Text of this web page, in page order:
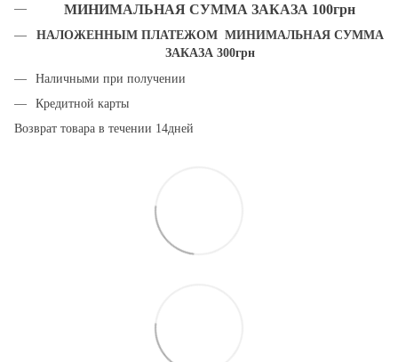
МИНИМАЛЬНАЯ СУММА ЗАКАЗА 100грн
НАЛОЖЕННЫМ ПЛАТЕЖОМ МИНИМАЛЬНАЯ СУММА
ЗАКАЗА 300грн
Наличными при получении
Кредитной карты
Возврат товара в течении 14дней